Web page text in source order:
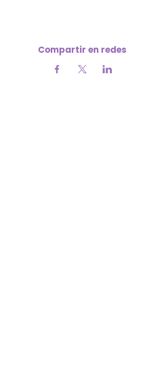
Compartir en redes